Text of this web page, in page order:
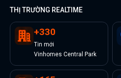
THỊ TRƯỜNG REALTIME
+330
Tin mới
Vinhomes Central Park